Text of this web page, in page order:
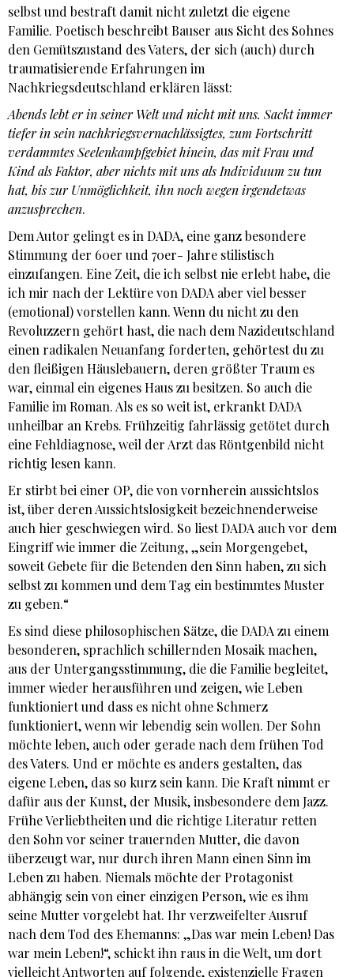
selbst und bestraft damit nicht zuletzt die eigene
Familie. Poetisch beschreibt Bauser aus Sicht des Sohnes
den Gemütszustand des Vaters, der sich (auch) durch
traumatisierende Erfahrungen im
Nachkriegsdeutschland erklären lässt:
Abends lebt er in seiner Welt und nicht mit uns. Sackt immer
tiefer in sein nachkriegsvernachlässigtes, zum Fortschritt
verdammtes Seelenkampfgebiet hinein, das mit Frau und
Kind als Faktor, aber nichts mit uns als Individuum zu tun
hat, bis zur Unmöglichkeit, ihn noch wegen irgendetwas
anzusprechen.
Dem Autor gelingt es in DADA, eine ganz besondere
Stimmung der 60er und 70er- Jahre stilistisch
einzufangen. Eine Zeit, die ich selbst nie erlebt habe, die
ich mir nach der Lektüre von DADA aber viel besser
(emotional) vorstellen kann. Wenn du nicht zu den
Revoluzzern gehört hast, die nach dem Nazideutschland
einen radikalen Neuanfang forderten, gehörtest du zu
den fleißigen Häuslebauern, deren größter Traum es
war, einmal ein eigenes Haus zu besitzen. So auch die
Familie im Roman. Als es so weit ist, erkrankt DADA
unheilbar an Krebs. Frühzeitig fahrlässig getötet durch
eine Fehldiagnose, weil der Arzt das Röntgenbild nicht
richtig lesen kann.
Er stirbt bei einer OP, die von vornherein aussichtslos
ist, über deren Aussichtslosigkeit bezeichnenderweise
auch hier geschwiegen wird. So liest DADA auch vor dem
Eingriff wie immer die Zeitung, „sein Morgengebet,
soweit Gebete für die Betenden den Sinn haben, zu sich
selbst zu kommen und dem Tag ein bestimmtes Muster
zu geben.“
Es sind diese philosophischen Sätze, die DADA zu einem
besonderen, sprachlich schillernden Mosaik machen,
aus der Untergangsstimmung, die die Familie begleitet,
immer wieder herausführen und zeigen, wie Leben
funktioniert und dass es nicht ohne Schmerz
funktioniert, wenn wir lebendig sein wollen. Der Sohn
möchte leben, auch oder gerade nach dem frühen Tod
des Vaters. Und er möchte es anders gestalten, das
eigene Leben, das so kurz sein kann. Die Kraft nimmt er
dafür aus der Kunst, der Musik, insbesondere dem Jazz.
Frühe Verliebtheiten und die richtige Literatur retten
den Sohn vor seiner trauernden Mutter, die davon
überzeugt war, nur durch ihren Mann einen Sinn im
Leben zu haben. Niemals möchte der Protagonist
abhängig sein von einer einzigen Person, wie es ihm
seine Mutter vorgelebt hat. Ihr verzweifelter Ausruf
nach dem Tod des Ehemanns: „Das war mein Leben! Das
war mein Leben!“, schickt ihn raus in die Welt, um dort
vielleicht Antworten auf folgende, existenzielle Fragen